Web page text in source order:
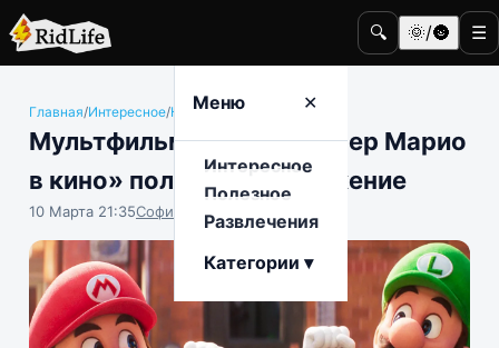
🔍 🌞/🌚 ☰
Меню ✕
Интересное
Полезное
Развлечения
Категории ▾
Главная/Интересное/Кино и телевидение
Мультфильм «Братья Супер Марио
в кино» получит продолжение
10 Марта 21:35София Насыпова